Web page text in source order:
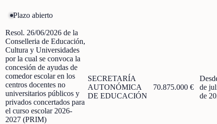
Plazo abierto
Resol. 26/06/2026 de la
Conselleria de Educación,
Cultura y Universidades
por la cual se convoca la
concesión de ayudas de
comedor escolar en los
centros docentes no
universitarios públicos y
privados concertados para
el curso escolar 2026-
2027 (PRIM)
SECRETARÍA
AUTONÓMICA
DE EDUCACIÓN
70.875.000 €
de
de